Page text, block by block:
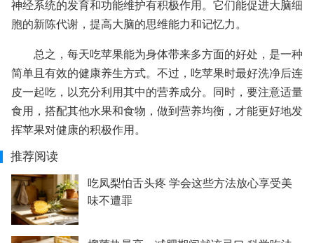
神经系统的发育和功能维护有积极作用。它们能促进大脑细
胞的新陈代谢，提高大脑的思维能力和记忆力。
总之，每天吃苹果能为身体带来多方面的好处，是一种
简单且有效的健康养生方式。不过，吃苹果时最好洗净后连
皮一起吃，以充分利用其中的营养成分。同时，要注意适量
食用，搭配其他水果和食物，做到营养均衡，才能更好地发
挥苹果对健康的积极作用。
推荐阅读
吃凤梨怕舌头疼 学会这些方法放心享受美
味不遭罪